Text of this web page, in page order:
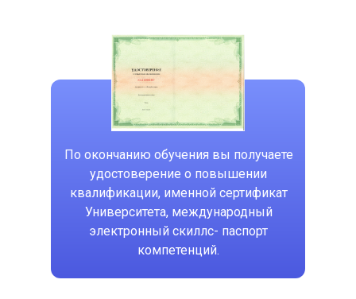
По окончанию обучения вы получаете
удостоверение о повышении
квалификации, именной сертификат
Университета, международный
электронный скиллс- паспорт
компетенций.
Подать заявку легко
Оставьте заявку в форме
Подтвердите заявку на портале
«Работа России»
Посетите центр занятости
Через личный кабинет
образовательной организации
направьте документы на зачисление